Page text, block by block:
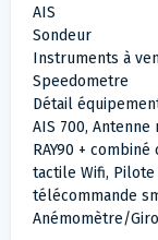
AIS
Sondeur
Instruments à
Speedometre
Détail
AIS 700, Antenne
RAY90 +
tactile Wifi, Pilote
télécommande
Anémomètre/